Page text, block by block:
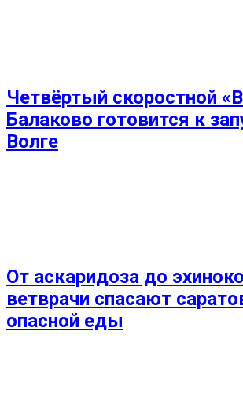
Четвёртый скоростной
Балаково готовится к
Волге
От аскаридоза до
ветврачи спасают
опасной еды